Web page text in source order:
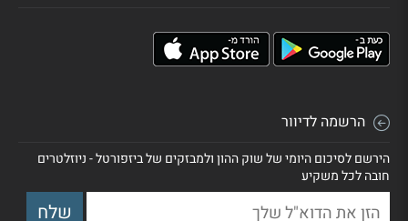
הרשמה לדיוור
הירשם לסיכום היומי של שוק ההון ולמבזקים של ביזפורטל - ניוזלטרים
חובה לכל משקיע